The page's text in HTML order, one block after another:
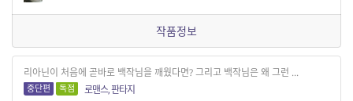
작품정보
리아닌이 처음에 곧바로 백작님을 깨웠다면? 그리고 백작님은 왜 그런 ...
중단편 독점 로맨스, 판타지